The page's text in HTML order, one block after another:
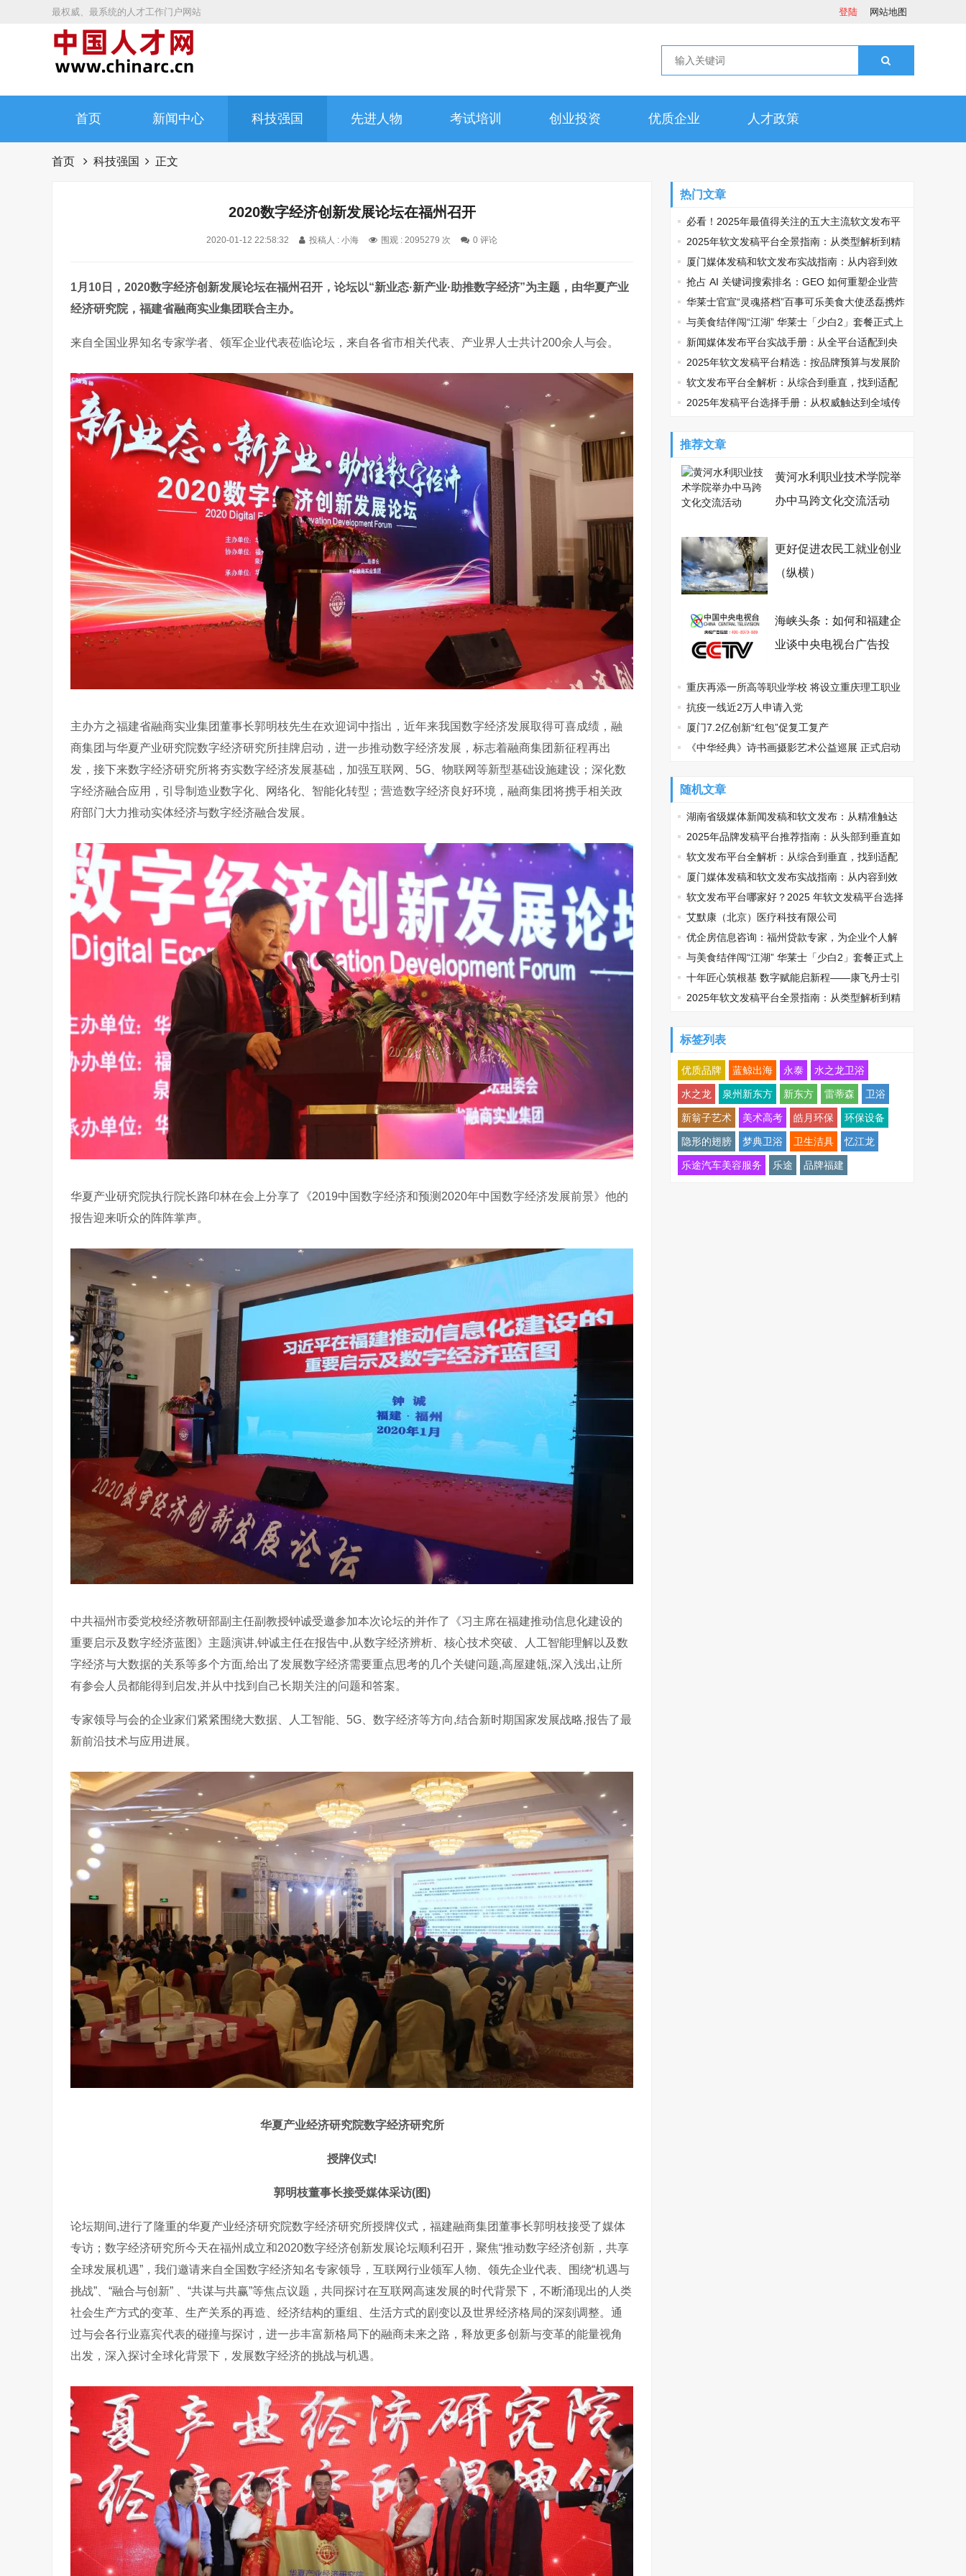
最权威、最系统的人才工作门户网站 登陆 网站地图
首页 新闻中心 科技强国 先进人物 考试培训 创业投资 优质企业 人才政策
首页 科技强国 正文
2020数字经济创新发展论坛在福州召开
2020-01-12 22:58:32 投稿人 : 小海 围观 : 2095279 次 0 评论
1月10日，2020数字经济创新发展论坛在福州召开，论坛以“新业态·新产业·助推数字经济”为主题，由华夏产业
经济研究院，福建省融商实业集团联合主办。
来自全国业界知名专家学者、领军企业代表莅临论坛，来自各省市相关代表、产业界人士共计200余人与会。
主办方之福建省融商实业集团董事长郭明枝先生在欢迎词中指出，近年来我国数字经济发展取得可喜成绩，融
商集团与华夏产业研究院数字经济研究所挂牌启动，进一步推动数字经济发展，标志着融商集团新征程再出
发，接下来数字经济研究所将夯实数字经济发展基础，加强互联网、5G、物联网等新型基础设施建设；深化数
字经济融合应用，引导制造业数字化、网络化、智能化转型；营造数字经济良好环境，融商集团将携手相关政
府部门大力推动实体经济与数字经济融合发展。
华夏产业研究院执行院长路印林在会上分享了《2019中国数字经济和预测2020年中国数字经济发展前景》他的
报告迎来听众的阵阵掌声。
中共福州市委党校经济教研部副主任副教授钟诚受邀参加本次论坛的并作了《习主席在福建推动信息化建设的
重要启示及数字经济蓝图》主题演讲,钟诚主任在报告中,从数字经济辨析、核心技术突破、人工智能理解以及数
字经济与大数据的关系等多个方面,给出了发展数字经济需要重点思考的几个关键问题,高屋建瓴,深入浅出,让所
有参会人员都能得到启发,并从中找到自己长期关注的问题和答案。
专家领导与会的企业家们紧紧围绕大数据、人工智能、5G、数字经济等方向,结合新时期国家发展战略,报告了最
新前沿技术与应用进展。
华夏产业经济研究院数字经济研究所
授牌仪式!
郭明枝董事长接受媒体采访(图)
论坛期间,进行了隆重的华夏产业经济研究院数字经济研究所授牌仪式，福建融商集团董事长郭明枝接受了媒体
专访；数字经济研究所今天在福州成立和2020数字经济创新发展论坛顺利召开，聚焦“推动数字经济创新，共享
全球发展机遇”，我们邀请来自全国数字经济知名专家领导，互联网行业领军人物、领先企业代表、围绕“机遇与
挑战”、“融合与创新” 、“共谋与共赢”等焦点议题，共同探讨在互联网高速发展的时代背景下，不断涌现出的人类
社会生产方式的变革、生产关系的再造、经济结构的重组、生活方式的剧变以及世界经济格局的深刻调整。通
过与会各行业嘉宾代表的碰撞与探讨，进一步丰富新格局下的融商未来之路，释放更多创新与变革的能量视角
出发，深入探讨全球化背景下，发展数字经济的挑战与机遇。
热门文章
必看！2025年最值得关注的五大主流软文发布平
台排名
2025年软文发稿平台全景指南：从类型解析到精
准投放，解锁高效传播密码
厦门媒体发稿和软文发布实战指南：从内容到效
果的完美转化
抢占 AI 关键词搜索排名：GEO 如何重塑企业营
销新逻辑
华莱士官宣“灵魂搭档”百事可乐美食大使丞磊携炸
鸡可乐邀您观战
与美食结伴闯“江湖” 华莱士「少白2」套餐正式上
线新闻媒体发布平台实战手册：从全平台适配到央
媒传播的精准路径
2025年软文发稿平台精选：按品牌预算与发展阶
段适配指南
软文发布平台全解析：从综合到垂直，找到适配
你的传播利器
2025年发稿平台选择手册：从权威触达到全域传
推荐文章
黄河水利职业技术学院举
办中马跨文化交流活动
更好促进农民工就业创业
（纵横）
海峡头条：如何和福建企
业谈中央电视台广告投
重庆再添一所高等职业学校 将设立重庆理工职业
学院抗疫一线近2万人申请入党
厦门7.2亿创新“红包”促复工复产
《中华经典》诗书画摄影艺术公益巡展 正式启动
随机文章
湖南省级媒体新闻发稿和软文发布：从精准触达
到高效落地全流程
2025年品牌发稿平台推荐指南：从头部到垂直如
何精准匹配传播需求
软文发布平台全解析：从综合到垂直，找到适配
你的传播利器
厦门媒体发稿和软文发布实战指南：从内容到效
果的完美转化
软文发布平台哪家好？2025 年软文发稿平台选择
推荐艾默康（北京）医疗科技有限公司
优企房信息咨询：福州贷款专家，为企业个人解
资金难题
与美食结伴闯“江湖” 华莱士「少白2」套餐正式上
线十年匠心筑根基 数字赋能启新程——康飞丹士引
领医疗服务生态升级
2025年软文发稿平台全景指南：从类型解析到精
标签列表
优质品牌 蓝鲸出海 永泰 水之龙卫浴
水之龙 泉州新东方 新东方 雷蒂森 卫浴
新翁子艺术 美术高考 皓月环保 环保设备
隐形的翅膀 梦典卫浴 卫生洁具 忆江龙
乐途汽车美容服务 乐途 品牌福建